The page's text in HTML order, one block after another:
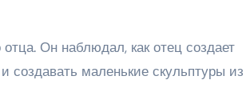
Он наблюдал, как отец создает
создавать маленькие скульптуры из